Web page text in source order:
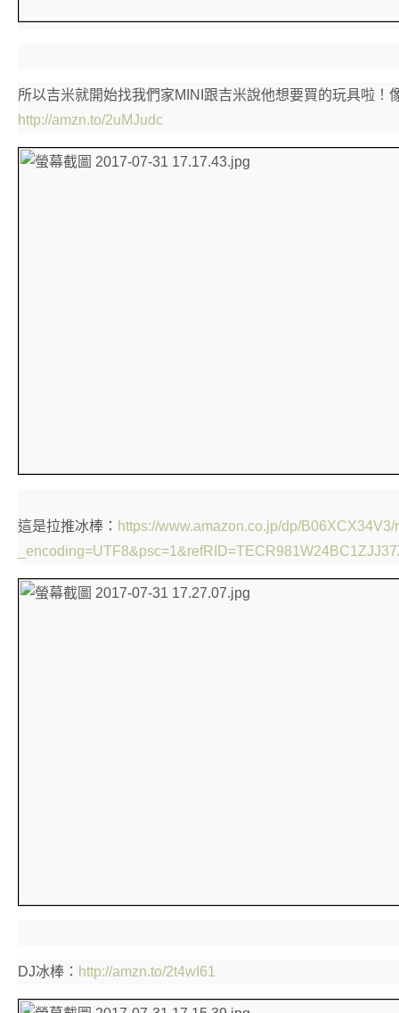
所以吉米就開始找我們家MINI跟吉米說他想要買的玩具啦
http://amzn.to/2uMJudc
這是拉推冰棒： https://www.amazon.co.jp/dp/
DJ冰棒： http://amzn.to/2t4wI61